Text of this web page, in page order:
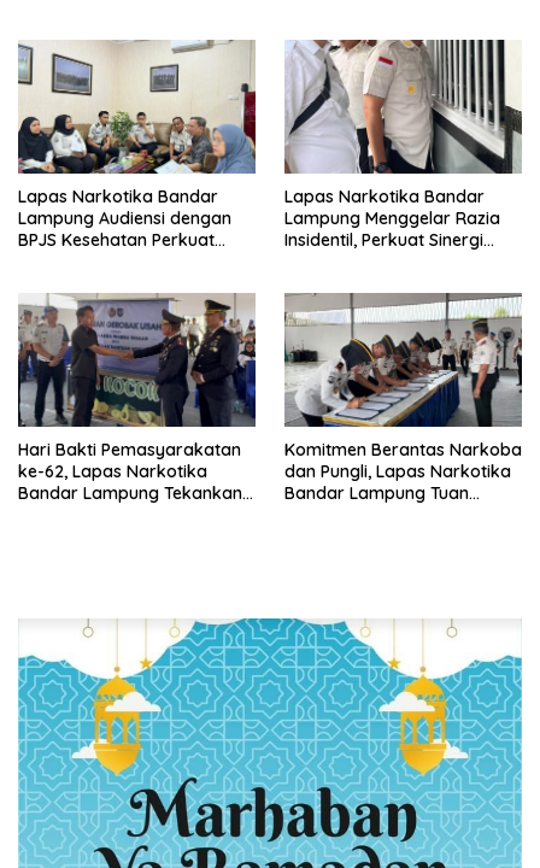
Halinar
Lapas Narkotika Bandar
Lampung Audiensi dengan
BPJS Kesehatan Perkuat
Lapas Narkotika Bandar
Lampung Menggelar Razia
Insidentil, Perkuat Sinergi
Hari Bakti Pemasyarakatan
ke-62, Lapas Narkotika
Bandar Lampung Tekankan
Komitmen Berantas Narkoba
dan Pungli, Lapas Narkotika
Bandar Lampung Tuan